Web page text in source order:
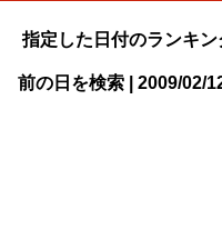
指定した日付のランキ
前の日を検索 | 2009/02/